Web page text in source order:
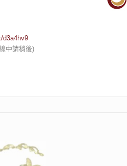
d3a4hv9
中請稍後)